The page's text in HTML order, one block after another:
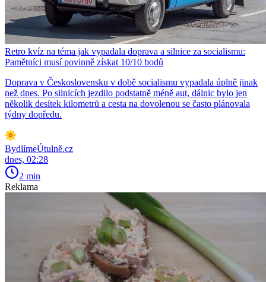
Retro kvíz na téma jak vypadala doprava a silnice za socialismu:
Pamětníci musí povinně získat 10/10 bodů
Doprava v Československu v době socialismu vypadala úplně jinak
než dnes. Po silnicích jezdilo podstatně méně aut, dálnic bylo jen
několik desítek kilometrů a cesta na dovolenou se často plánovala
týdny dopředu.
BydlímeÚtulně.cz
dnes, 02:28
2 min
Reklama